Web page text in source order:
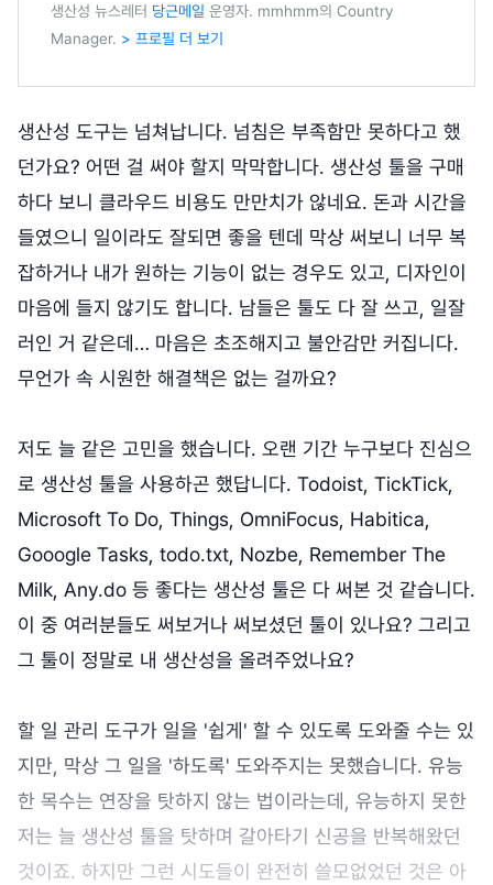
생산성 뉴스레터 당근메일 운영자. mmhmm의 Country
Manager. > 프로필 더 보기
생산성 도구는 넘쳐납니다. 넘침은 부족함만 못하다고 했
던가요? 어떤 걸 써야 할지 막막합니다. 생산성 툴을 구매
하다 보니 클라우드 비용도 만만치가 않네요. 돈과 시간을
들였으니 일이라도 잘되면 좋을 텐데 막상 써보니 너무 복
잡하거나 내가 원하는 기능이 없는 경우도 있고, 디자인이
마음에 들지 않기도 합니다. 남들은 툴도 다 잘 쓰고, 일잘
러인 거 같은데… 마음은 초조해지고 불안감만 커집니다.
무언가 속 시원한 해결책은 없는 걸까요?
저도 늘 같은 고민을 했습니다. 오랜 기간 누구보다 진심으
로 생산성 툴을 사용하곤 했답니다. Todoist, TickTick,
Microsoft To Do, Things, OmniFocus, Habitica,
Gooogle Tasks, todo.txt, Nozbe, Remember The
Milk, Any.do 등 좋다는 생산성 툴은 다 써본 것 같습니다.
이 중 여러분들도 써보거나 써보셨던 툴이 있나요? 그리고
그 툴이 정말로 내 생산성을 올려주었나요?
할 일 관리 도구가 일을 '쉽게' 할 수 있도록 도와줄 수는 있
지만, 막상 그 일을 '하도록' 도와주지는 못했습니다. 유능
한 목수는 연장을 탓하지 않는 법이라는데, 유능하지 못한
저는 늘 생산성 툴을 탓하며 갈아타기 신공을 반복해왔던
것이죠. 하지만 그런 시도들이 완전히 쓸모없었던 것은 아